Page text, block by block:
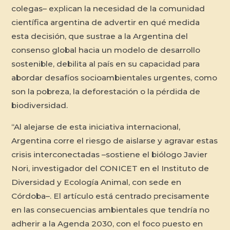
colegas– explican la necesidad de la comunidad
científica argentina de advertir en qué medida
esta decisión, que sustrae a la Argentina del
consenso global hacia un modelo de desarrollo
sostenible, debilita al país en su capacidad para
abordar desafíos socioambientales urgentes, como
son la pobreza, la deforestación o la pérdida de
biodiversidad.
“Al alejarse de esta iniciativa internacional,
Argentina corre el riesgo de aislarse y agravar estas
crisis interconectadas –sostiene el biólogo Javier
Nori, investigador del CONICET en el Instituto de
Diversidad y Ecología Animal, con sede en
Córdoba–. El artículo está centrado precisamente
en las consecuencias ambientales que tendría no
adherir a la Agenda 2030, con el foco puesto en